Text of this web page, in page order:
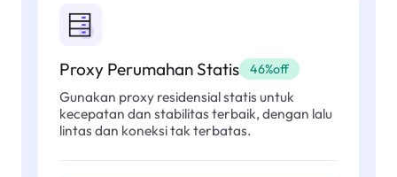
Proxy Perumahan Statis 46%off
Gunakan proxy residensial statis untuk
kecepatan dan stabilitas terbaik, dengan lalu
lintas dan koneksi tak terbatas.